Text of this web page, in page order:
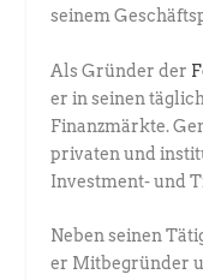
seinem
Als Gründer der
er in seinen
Finanzmärkte.
privaten und
Investment- und
Neben seinen
er Mitbegründer